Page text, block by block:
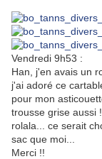
Vendredi 9h53 :
Han, j'en avais un
j'ai adoré ce
pour mon
trousse grise aussi
rolala... ce serait
sac que moi...
Merci !!